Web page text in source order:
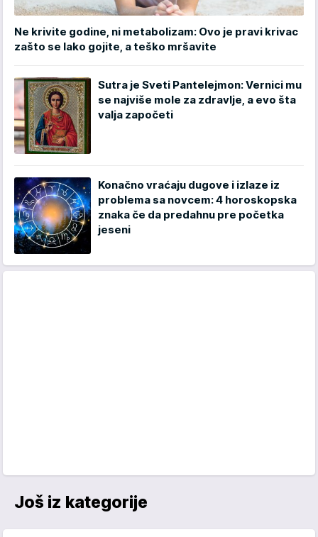
Ne krivite godine, ni metabolizam: Ovo je pravi krivac
zašto se lako gojite, a teško mršavite
Sutra je Sveti Pantelejmon: Vernici mu
se najviše mole za zdravlje, a evo šta
valja započeti
Konačno vraćaju dugove i izlaze iz
problema sa novcem: 4 horoskopska
znaka če da predahnu pre početka
jeseni
Još iz kategorije